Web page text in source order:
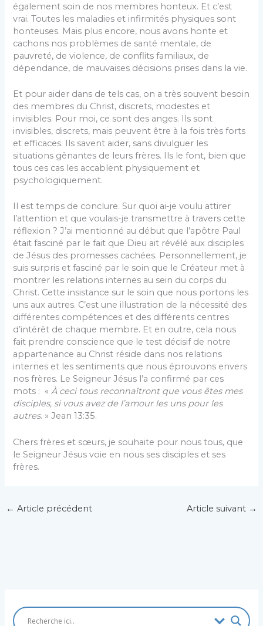
également soin de nos membres honteux. Et c’est
vrai. Toutes les maladies et infirmités physiques sont
honteuses. Mais plus encore, nous avons honte et
cachons nos problèmes de santé mentale, de
pauvreté, de violence, de conflits familiaux, de
dépendance, de mauvaises décisions prises dans la vie.
Et pour aider dans de tels cas, on a très souvent besoin
des membres du Christ, discrets, modestes et
invisibles. Pour moi, ce sont des anges. Ils sont
invisibles, discrets, mais peuvent être à la fois très forts
et efficaces. Ils savent aider, sans divulguer les
situations gênantes de leurs frères. Ils le font, bien que
tous ces cas les accablent physiquement et
psychologiquement.
Il est temps de conclure. Sur quoi ai-je voulu attirer
l’attention et que voulais-je transmettre à travers cette
réflexion ? J’ai mentionné au début que l’apôtre Paul
était fasciné par le fait que Dieu ait révélé aux disciples
de Jésus des promesses cachées. Personnellement, je
suis surpris et fasciné par le soin que le Créateur met à
montrer les relations internes au sein du corps du
Christ. Cette insistance sur le soin que nous portons les
uns aux autres. C’est une illustration de la nécessité des
différentes compétences et des différents centres
d’intérêt de chaque membre. Et en outre, cela nous
fait prendre conscience que le test décisif de notre
appartenance au Christ réside dans nos relations
internes et les sentiments que nous éprouvons envers
nos frères. Le Seigneur Jésus l’a confirmé par ces
mots : «À ceci tous reconnaîtront que vous êtes mes
disciples, si vous avez de l’amour les uns pour les
autres. » Jean 13:35.
Chers frères et sœurs, je souhaite pour nous tous, que
le Seigneur Jésus voie en nous ses disciples et ses
frères.
← Article précédent Article suivant →